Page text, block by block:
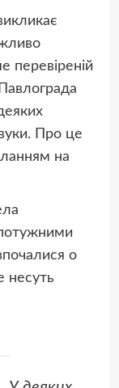
перевіреній
Про це
на
потужними
о
несуть